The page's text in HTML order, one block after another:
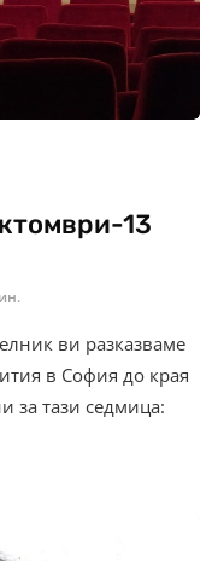
13
ви разказваме
в София до края
за тази седмица: